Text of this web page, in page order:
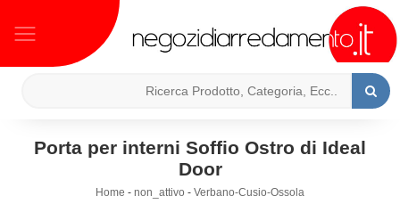
Porta per interni Soffio Ostro di Ideal
Door
Home - non_attivo - Verbano-Cusio-Ossola